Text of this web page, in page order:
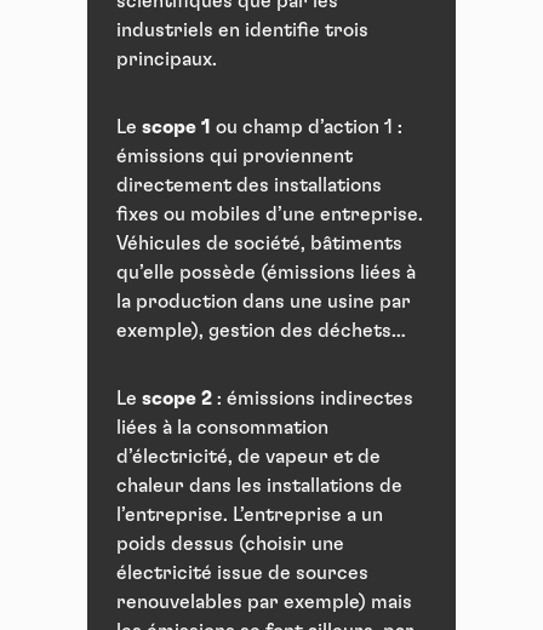
industriels en identifie trois
principaux.
Le scope 1 ou champ d’action 1 :
émissions qui proviennent
directement des installations
fixes ou mobiles d’une entreprise.
Véhicules de société, bâtiments
qu’elle possède (émissions liées à
la production dans une usine par
exemple), gestion des déchets…
Le scope 2 : émissions indirectes
liées à la consommation
d’électricité, de vapeur et de
chaleur dans les installations de
l’entreprise. L’entreprise a un
poids dessus (choisir une
électricité issue de sources
renouvelables par exemple) mais